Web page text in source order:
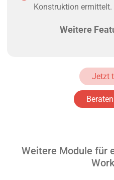
Konstruktion ermittelt.
Weitere
Jetzt
Weitere Module für